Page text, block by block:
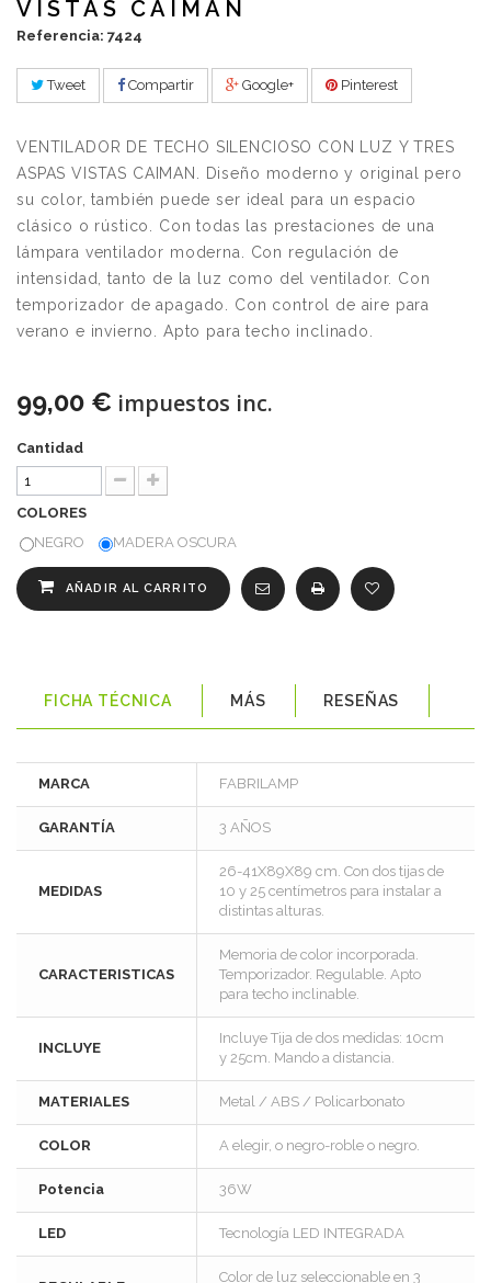
VISTAS CAIMAN
Referencia: 7424
Tweet Compartir Google+ Pinterest
VENTILADOR DE TECHO SILENCIOSO CON LUZ Y TRES
ASPAS VISTAS CAIMAN. Diseño moderno y original pero
su color, también puede ser ideal para un espacio
clásico o rústico. Con todas las prestaciones de una
lámpara ventilador moderna. Con regulación de
intensidad, tanto de la luz como del ventilador. Con
temporizador de apagado. Con control de aire para
verano e invierno. Apto para techo inclinado.
99,00 € impuestos inc.
Cantidad
COLORES
NEGRO
MADERA OSCURA
AÑADIR AL CARRITO
FICHA TÉCNICA MÁS RESEÑAS
MARCA FABRILAMP
GARANTÍA 3 AÑOS
MEDIDAS
26-41X89X89 cm. Con dos tijas de
10 y 25 centímetros para instalar a
distintas alturas.
CARACTERISTICAS
Memoria de color incorporada.
Temporizador. Regulable. Apto
para techo inclinable.
INCLUYE
Incluye Tija de dos medidas: 10cm
y 25cm. Mando a distancia.
MATERIALES Metal / ABS / Policarbonato
COLOR A elegir, o negro-roble o negro.
Potencia 36W
LED Tecnología LED INTEGRADA
Color de luz seleccionable en 3